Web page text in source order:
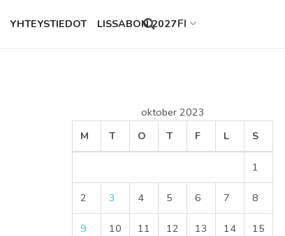
YHTEYSTIEDOT LISSABON 2027
Search
this
FI
oktober 2023
M
T O T F L S
1
2 3 4 5 6 7 8
9 10 11 12 13 14 15